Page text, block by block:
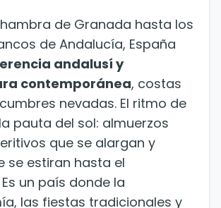
de Granada hasta los
de Andalucía, España
andalusí y
contemporánea, costas
nevadas. El ritmo de
pauta del sol: almuerzos
que se alargan y
se estiran hasta el
un país donde la
las fiestas tradicionales y